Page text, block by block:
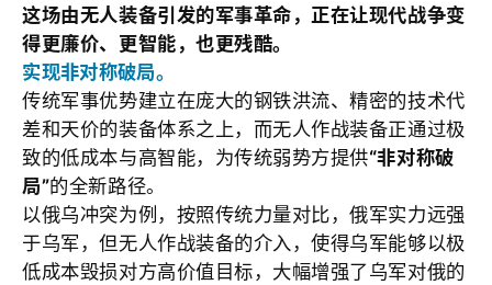
这场由无人装备引发的军事革命，正在让现代战争变
得更廉价、更智能，也更残酷。
实现非对称破局。
传统军事优势建立在庞大的钢铁洪流、精密的技术代
差和天价的装备体系之上，而无人作战装备正通过极
致的低成本与高智能，为传统弱势方提供“非对称破
局”的全新路径。
以俄乌冲突为例，按照传统力量对比，俄军实力远强
于乌军，但无人作战装备的介入，使得乌军能够以极
低成本毁损对方高价值目标，大幅增强了乌军对俄的